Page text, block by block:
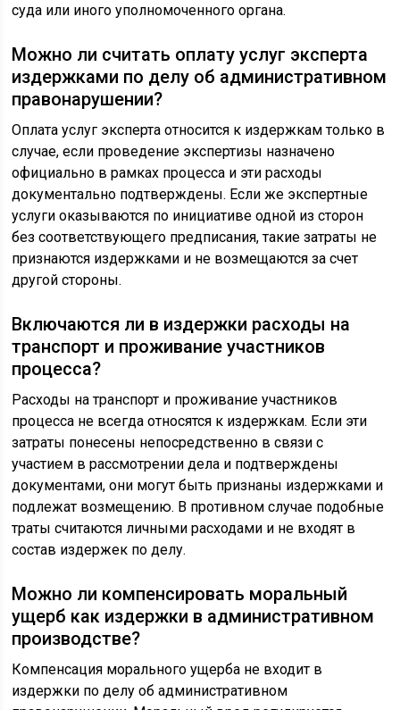
суда или иного уполномоченного органа.
Можно ли считать оплату услуг эксперта
издержками по делу об административном
правонарушении?
Оплата услуг эксперта относится к издержкам только в
случае, если проведение экспертизы назначено
официально в рамках процесса и эти расходы
документально подтверждены. Если же экспертные
услуги оказываются по инициативе одной из сторон
без соответствующего предписания, такие затраты не
признаются издержками и не возмещаются за счет
другой стороны.
Включаются ли в издержки расходы на
транспорт и проживание участников
процесса?
Расходы на транспорт и проживание участников
процесса не всегда относятся к издержкам. Если эти
затраты понесены непосредственно в связи с
участием в рассмотрении дела и подтверждены
документами, они могут быть признаны издержками и
подлежат возмещению. В противном случае подобные
траты считаются личными расходами и не входят в
состав издержек по делу.
Можно ли компенсировать моральный
ущерб как издержки в административном
производстве?
Компенсация морального ущерба не входит в
издержки по делу об административном